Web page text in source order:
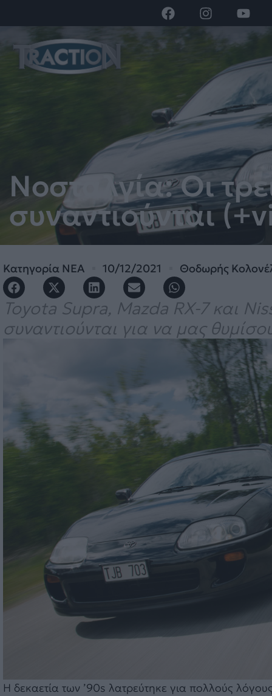
Νοσταλγία: Οι
συναντιούνται
Κατηγορία ΝΕΑ 10/12/2021 Θοδωρής
Toyota Supra, Mazda RX-7 και
συναντιούνται για να μας
Η δεκαετία των ’90s λατρεύτηκε για πολλούς